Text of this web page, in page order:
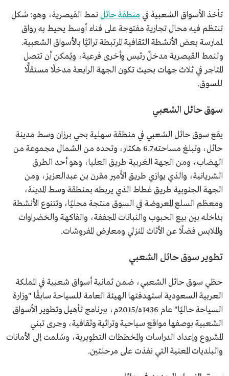
تأخذ الأسواق الشعبية في منطقة حائل نمط القيصرية، وهو: شكل
تنتظم فيه محال تجارية مفتوحة على فناء أوسط يحيط به رواق
لممارسة بعض الأنشطة الثقافية المرتبطة تراثيًّا بالأسواق الشعبية.
ولنمط القيصرية مدخلٌ رئيس وأخرى فرعية، ويُمكن أن تتصل
المتاجر في ثلاث جهات بحيث تكون الجهة الرابعة مدخلًا مستقلًّا
للسوق.
سوق حائل الشعبي
يقع سوق حائل الشعبي في منطقة سهلية بحي برزان وسط مدينة
حائل، وتبلغ مساحته 6.7 هكتار، وتحده من الشمال مجموعة من
الهضاب، ومن الجهة الغربية طريق العليا، وهو أحد الطرق
الشريانية، والذي يوازي طريق الأمير مقرن بن عبدالعزيز، ومن
الجهة الجنوبية طريق غطاط الذي يربطه بمنطقة وسط المدينة،
ومعظم السلع المعروضة في السوق منتجة محليًا، وتتنوع الأنشطة
بداخله بين بيع الحبوب والنباتات المجففة، والفاكهة والخضراوات
والملابس فضلًا عن الأثاث المنزلي ومعارض المفروشات.
تطوير سوق حائل الشعبي
حظي سوق حائل الشعبي، ضمن ثمانية أسواق شعبية في المملكة
العربية السعودية استهدفتها الهيئة العامة للسياحة سابقًا "وزارة
السياحة حاليًا" عام 1436ه/2015م، ببرنامج تأهيل وتطوير الأسواق
الشعبية بوصفها مواقع سياحية وتراثية وثقافية، وجرى تبني
المشروع وإعداد الدراسات والمخططات التطويرية، وسُلمت إلى الأمانات
والبلديات المعنية التي نفذت على مرحلتين.